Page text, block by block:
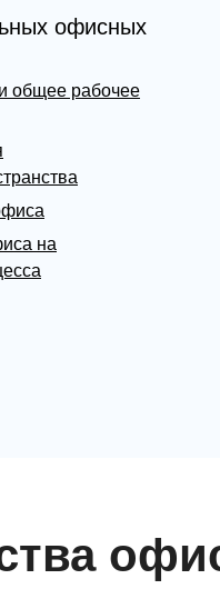
офисных
общее рабочее
на